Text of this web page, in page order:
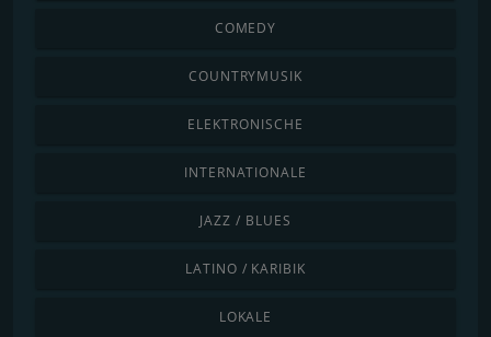
COMEDY
COUNTRYMUSIK
ELEKTRONISCHE
INTERNATIONALE
JAZZ / BLUES
LATINO / KARIBIK
LOKALE